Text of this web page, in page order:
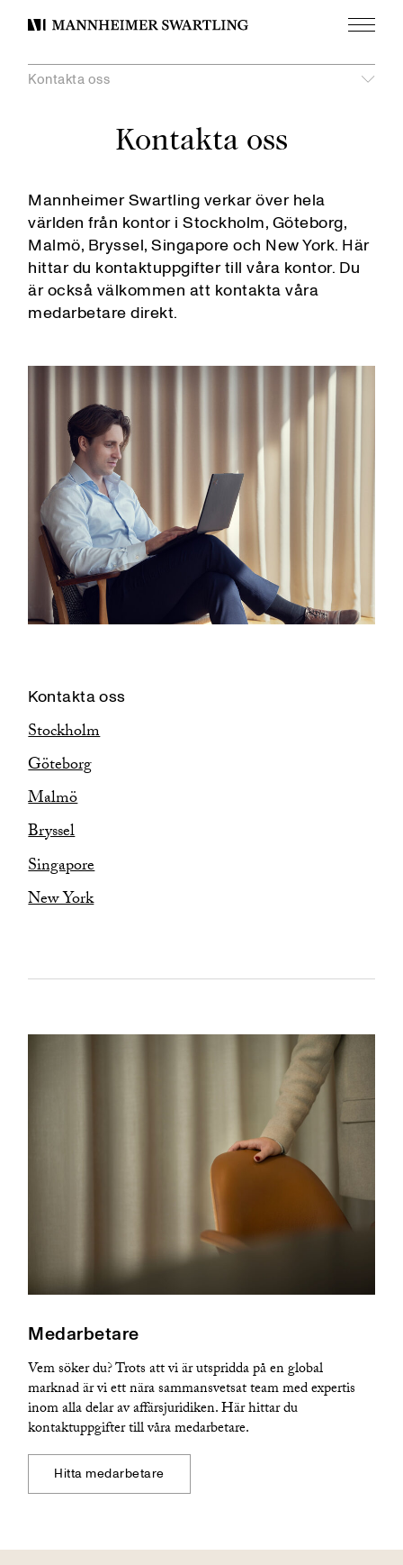
Mannheimer
Meny
Kontakta oss
Mannheimer Swartling verkar över hela
världen från kontor i Stockholm, Göteborg,
Malmö, Bryssel, Singapore och New York. Här
hittar du kontaktuppgifter till våra kontor. Du
är också välkommen att kontakta våra
medarbetare direkt.
Kontakta oss
Stockholm
Göteborg
Malmö
Bryssel
Singapore
New York
Kontakta oss
I samhället
Miljö och klimat
Mångfald och inkludering
AI och digitala verktyg
Legal tech-inkubator
Partnerskap med akademien
Visa
undermeny
Stockholm
Göteborg
Malmö
Medarbetare
Vem söker du? Trots att vi är utspridda på en global
marknad är vi ett nära sammansvetsat team med expertis
inom alla delar av affärsjuridiken. Här hittar du
kontaktuppgifter till våra medarbetare.
Hitta medarbetare